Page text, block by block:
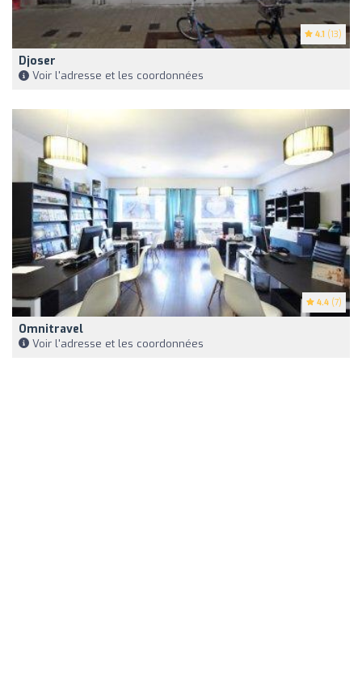
4.1 (13)
Djoser
Voir l'adresse et les coordonnées
4.4 (7)
Omnitravel
Voir l'adresse et les coordonnées